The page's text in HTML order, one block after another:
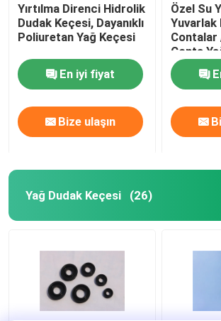
Yırtılma Direnci Hidrolik
Dudak Keçesi, Dayanıklı
Poliuretan Yağ Keçesi
En iyi fiyat
Bize ulaşın
Özel Su
Yuvarlak
Contalar
Conta
Yağ Dudak Keçesi (26)